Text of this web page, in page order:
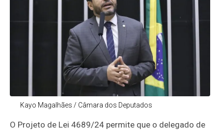
Kayo Magalhães / Câmara dos Deputados
O Projeto de Lei 4689/24 permite que o delegado de